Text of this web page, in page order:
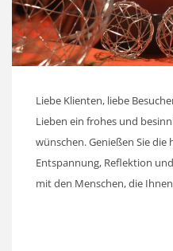
Liebe Klienten, liebe
Lieben ein frohes und
wünschen. Genießen Sie
Entspannung, Reflektion
mit den Menschen, die